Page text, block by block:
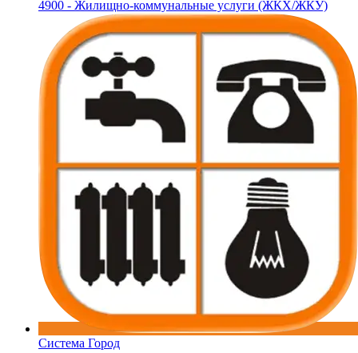
4900 - Жилищно-коммунальные услуги (ЖКХ/ЖКУ)
Система Город